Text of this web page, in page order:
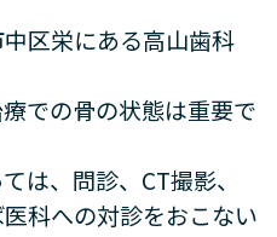
区栄にある高山歯科
での骨の状態は重要で
は、問診、CT撮影、
科への対診をおこない